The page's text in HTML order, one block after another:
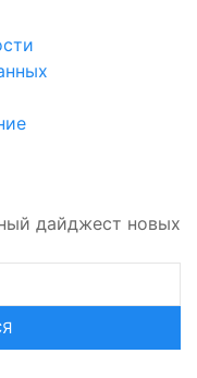
дайджест новых